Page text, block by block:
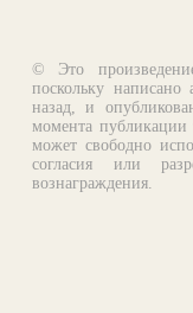
© Это
поскольку
назад, и
момента публикации
может свободно
согласия или
вознаграждения.